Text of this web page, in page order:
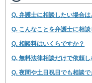
Q. 弁護士に相談したい場合
Q. こんなことを弁護士に相
Q. 相談料はいくらですか？
Q. 無料法律相談だけで依頼
Q. 夜間や土日祝日でも相談で